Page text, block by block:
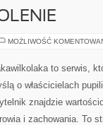
MOŻLIWOŚĆ
to serwis,
o właścicielach
znajdzie
i zachowania. To